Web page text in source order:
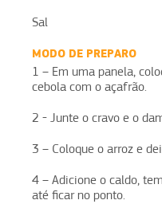
Sal
MODO DE PREPARO
1 – Em uma panela,
cebola com o açafrão.
2 - Junte o cravo e o
3 – Coloque o arroz e
4 – Adicione o caldo,
até ficar no ponto.